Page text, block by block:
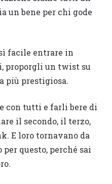
un bene per chi gode
facile entrare in
proporgli un twist su
più prestigiosa.
con tutti e farli bere di
il secondo, il terzo,
E loro tornavano da
questo, perché sai